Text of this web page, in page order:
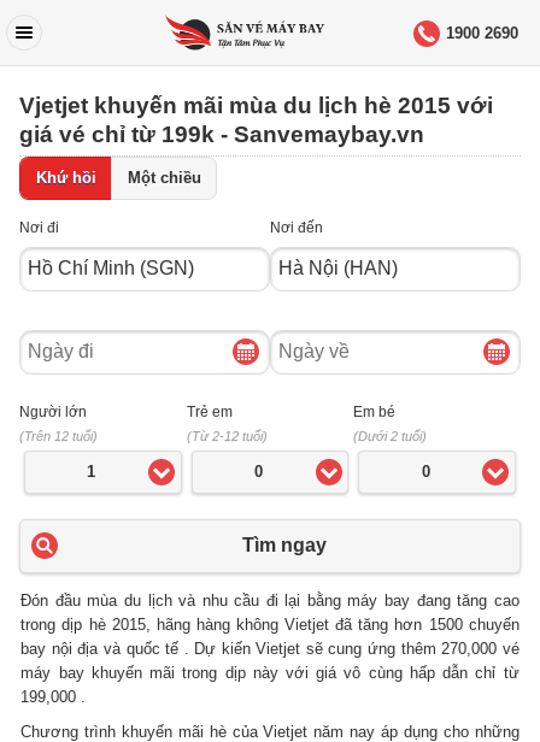
1900 2690
Vjetjet khuyến mãi mùa du lịch hè 2015 với
giá vé chỉ từ 199k - Sanvemaybay.vn
Khứ hồi Một chiều
Nơi đi Nơi đến
Ngày
đi
Ngày
về
Người lớn
(Trên 12 tuổi)
1
Trẻ em
(Từ 2-12 tuổi)
0
Em bé
(Dưới 2 tuổi)
0
Tìm ngay
Đón đầu mùa du lịch và nhu cầu đi lại bằng máy bay đang tăng cao
trong dịp hè 2015, hãng hàng không Vietjet đã tăng hơn 1500 chuyến
bay nội địa và quốc tế . Dự kiến Vietjet sẽ cung ứng thêm 270,000 vé
máy bay khuyến mãi trong dịp này với giá vô cùng hấp dẫn chỉ từ
199,000 .
Chương trình khuyến mãi hè của Vietjet năm nay áp dụng cho những